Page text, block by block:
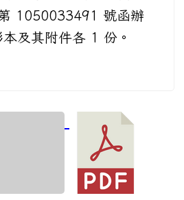
1050033491 號函辦
及其附件各 1 份。